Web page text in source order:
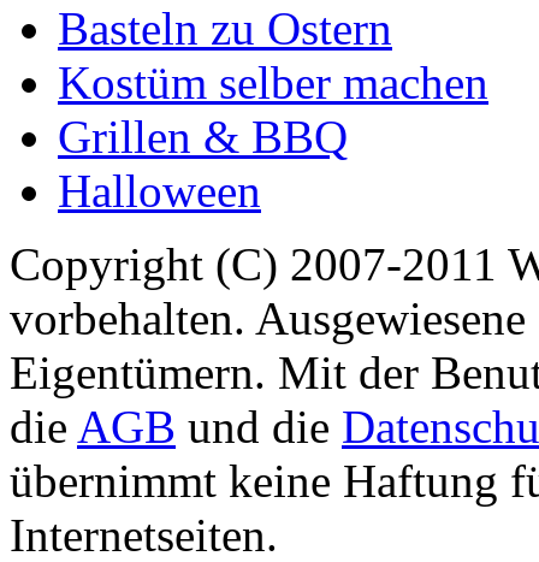
Basteln zu Ostern
Kostüm selber machen
Grillen & BBQ
Halloween
Copyright (C) 2007-2011
vorbehalten.
Eigentümern. Mit der
die AGB und die
übernimmt keine Haftung
Internetseiten.